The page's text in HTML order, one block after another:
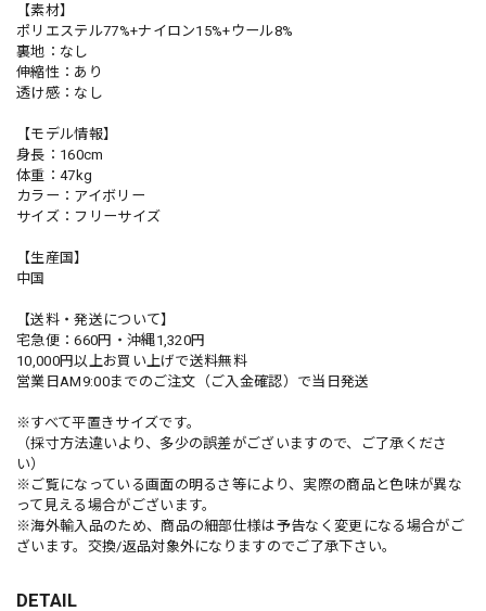
【素材】
ポリエステル77%+ナイロン15%+ウール8%
裏地：なし
伸縮性：あり
透け感：なし
【モデル情報】
身長：160cm
体重：47kg
カラー：アイボリー
サイズ：フリーサイズ
【生産国】
中国
【送料・発送について】
宅急便：660円・沖縄1,320円
10,000円以上お買い上げで送料無料
営業日AM9:00までのご注文（ご入金確認）で当日発送
※すべて平置きサイズです。
（採寸方法違いより、多少の誤差がございますので、ご了承くださ
い）
※ご覧になっている画面の明るさ等により、実際の商品と色味が異な
って見える場合がございます。
※海外輸入品のため、商品の細部仕様は予告なく変更になる場合がご
ざいます。交換/返品対象外になりますのでご了承下さい。
DETAIL